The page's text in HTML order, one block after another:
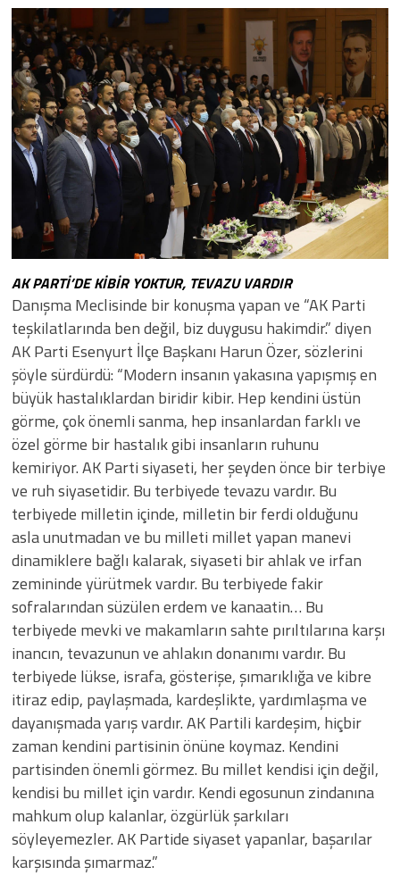
AK PARTİ’DE KİBİR YOKTUR, TEVAZU VARDIR
Danışma Meclisinde bir konuşma yapan ve “AK Parti
teşkilatlarında ben değil, biz duygusu hakimdir.” diyen
AK Parti Esenyurt İlçe Başkanı Harun Özer, sözlerini
şöyle sürdürdü: “Modern insanın yakasına yapışmış en
büyük hastalıklardan biridir kibir. Hep kendini üstün
görme, çok önemli sanma, hep insanlardan farklı ve
özel görme bir hastalık gibi insanların ruhunu
kemiriyor. AK Parti siyaseti, her şeyden önce bir terbiye
ve ruh siyasetidir. Bu terbiyede tevazu vardır. Bu
terbiyede milletin içinde, milletin bir ferdi olduğunu
asla unutmadan ve bu milleti millet yapan manevi
dinamiklere bağlı kalarak, siyaseti bir ahlak ve irfan
zemininde yürütmek vardır. Bu terbiyede fakir
sofralarından süzülen erdem ve kanaatin… Bu
terbiyede mevki ve makamların sahte pırıltılarına karşı
inancın, tevazunun ve ahlakın donanımı vardır. Bu
terbiyede lükse, israfa, gösterişe, şımarıklığa ve kibre
itiraz edip, paylaşmada, kardeşlikte, yardımlaşma ve
dayanışmada yarış vardır. AK Partili kardeşim, hiçbir
zaman kendini partisinin önüne koymaz. Kendini
partisinden önemli görmez. Bu millet kendisi için değil,
kendisi bu millet için vardır. Kendi egosunun zindanına
mahkum olup kalanlar, özgürlük şarkıları
söyleyemezler. AK Partide siyaset yapanlar, başarılar
karşısında şımarmaz.”